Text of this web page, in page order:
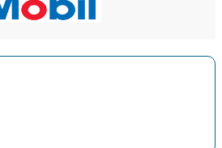
지금 맞춤 설정